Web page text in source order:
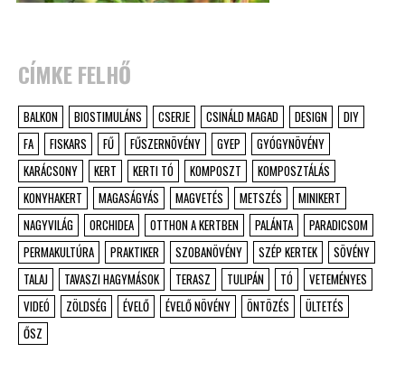
CÍMKE FELHŐ
BALKON BIOSTIMULÁNS CSERJE CSINÁLD MAGAD DESIGN
DIY
FA
FISKARS FŰ FŰSZERNÖVÉNY GYEP
GYÓGYNÖVÉNY
KARÁCSONY
KERT KERTI TÓ KOMPOSZT
KOMPOSZTÁLÁS
KONYHAKERT
MAGASÁGYÁS MAGVETÉS METSZÉS
MINIKERT
NAGYVILÁG
ORCHIDEA OTTHON A KERTBEN PALÁNTA
PARADICSOM
PERMAKULTÚRA
PRAKTIKER SZOBANÖVÉNY SZÉP KERTEK
SÖVÉNY
TALAJ
TAVASZI HAGYMÁSOK TERASZ TULIPÁN TÓ
VETEMÉNYES
VIDEÓ
ZÖLDSÉG ÉVELŐ ÉVELŐ NÖVÉNY ÖNTÖZÉS
ÜLTETÉS
ŐSZ